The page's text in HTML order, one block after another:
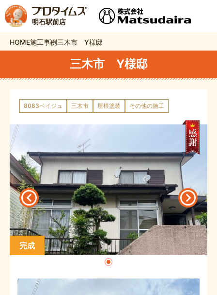
明石駅前店
HOME施工事例三木市 Y様邸
三木市 Y様邸
8083ベイジュ 三木市 屋根塗装 その他の施工
完成